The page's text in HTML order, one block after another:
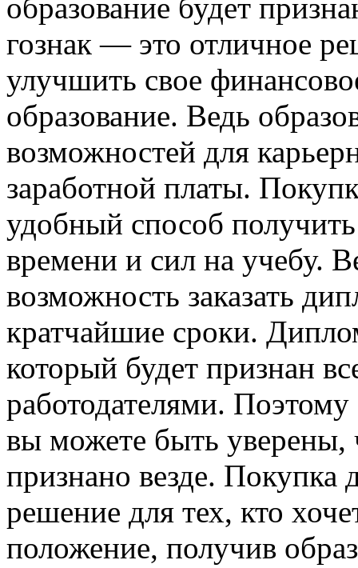
образование будет
гознак — это отличное
улучшить свое
образование. Ведь
возможностей для
заработной платы.
удобный способ
времени и сил на учебу.
возможность заказать
кратчайшие сроки.
который будет признан
работодателями. Поэтому
вы можете быть уверены,
признано везде. Покупка
решение для тех, кто
положение, получив